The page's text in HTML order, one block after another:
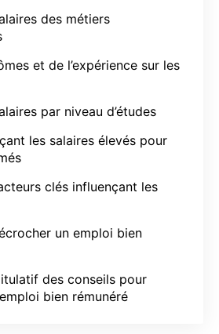
des métiers
et de l’expérience sur les
par niveau d’études
les salaires élevés pour
clés influençant les
un emploi bien
des conseils pour
bien rémunéré